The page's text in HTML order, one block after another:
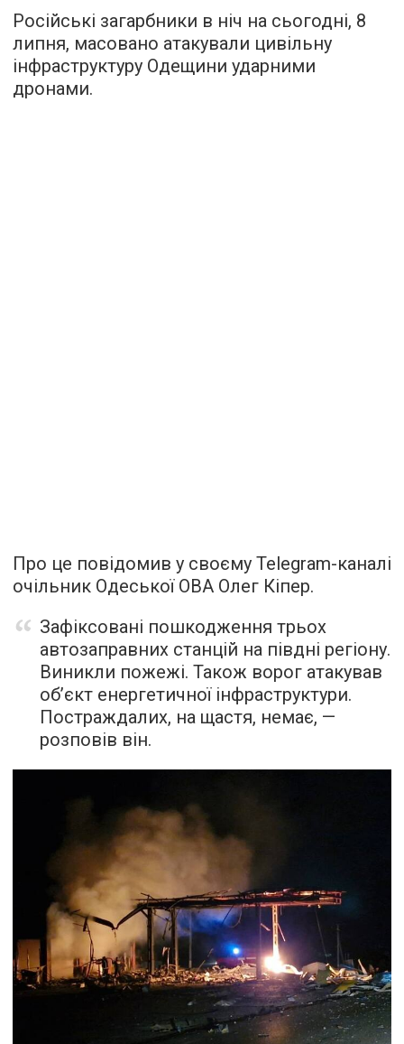
Російські загарбники в ніч на сьогодні, 8
липня, масовано атакували цивільну
інфраструктуру Одещини ударними
дронами.
Про це повідомив у своєму Telegram-каналі
очільник Одеської ОВА Олег Кіпер.
Зафіксовані пошкодження трьох
автозаправних станцій на півдні регіону.
Виникли пожежі. Також ворог атакував
обʼєкт енергетичної інфраструктури.
Постраждалих, на щастя, немає, —
розповів він.